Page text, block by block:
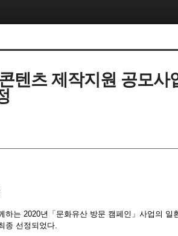
텐츠 제작지원 공모사
는 2020년「문화유산 방문 캠페인」사업의 일
종 선정되었다.